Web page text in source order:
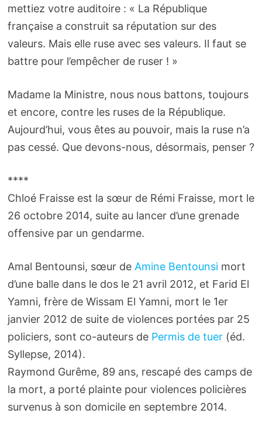
mettiez votre auditoire : « La République
française a construit sa réputation sur des
valeurs. Mais elle ruse avec ses valeurs. Il faut se
battre pour l’empêcher de ruser ! »
Madame la Ministre, nous nous battons, toujours
et encore, contre les ruses de la République.
Aujourd’hui, vous êtes au pouvoir, mais la ruse n’a
pas cessé. Que devons-nous, désormais, penser ?
****
Chloé Fraisse est la sœur de Rémi Fraisse, mort le
26 octobre 2014, suite au lancer d’une grenade
offensive par un gendarme.
Amal Bentounsi, sœur de Amine Bentounsimort
d’une balle dans le dos le 21 avril 2012, et Farid El
Yamni, frère de Wissam El Yamni, mort le 1er
janvier 2012 de suite de violences portées par 25
policiers, sont co-auteurs de Permis de tuer(éd.
Syllepse, 2014).
Raymond Gurême, 89 ans, rescapé des camps de
la mort, a porté plainte pour violences policières
survenus à son domicile en septembre 2014.